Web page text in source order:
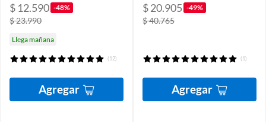
$ 12.590 -48%
$ 23.990
Llega mañana
(12)
Agregar
$ 20.905 -49%
$ 40.765
(1)
Agregar